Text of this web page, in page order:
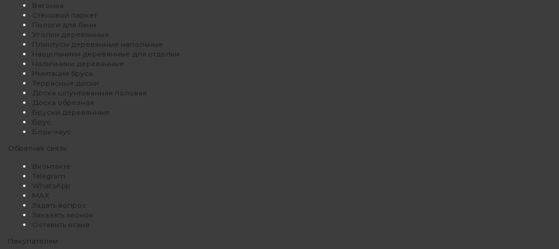
Вагонка
Стеновой паркет
Пологи для бани
Уголки деревянные
Плинтусы деревянные напольные
Нащельники деревянные для отделки
Наличники деревянные
Имитация бруса
Террасные доски
Доска шпунтованная половая
Доска обрезная
Бруски деревянные
Брус
Блок-хаус
Обратная связь
Вконтакте
Telegram
WhatsApp
MAX
Задать вопрос
Заказать звонок
Оставить отзыв
Покупателям